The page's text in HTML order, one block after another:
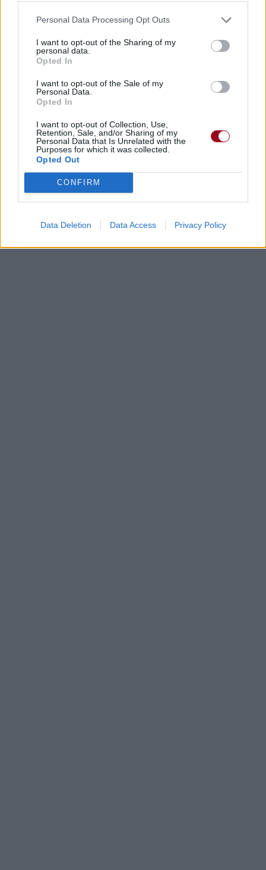
Personal Data Processing Opt Outs
I want to opt-out of the Sharing of my
personal data.
Opted In
I want to opt-out of the Sale of my
Personal Data.
Opted In
I want to opt-out of Collection, Use,
Retention, Sale, and/or Sharing of my
Personal Data that Is Unrelated with the
Purposes for which it was collected.
Opted Out
CONFIRM
Data Deletion Data Access Privacy Policy